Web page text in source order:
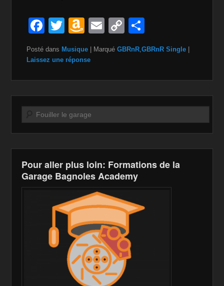
F
c
o
o
k
T
tt
A
a
n
W
is
h
Li
st
E
ail
C
p
n
k
ta
Posté dans Musique Marqué GBRnR,GBRnR Single
Laissez une réponse
Recherche
Pour aller plus loin: Formations de la
Garage Bagnoles Academy